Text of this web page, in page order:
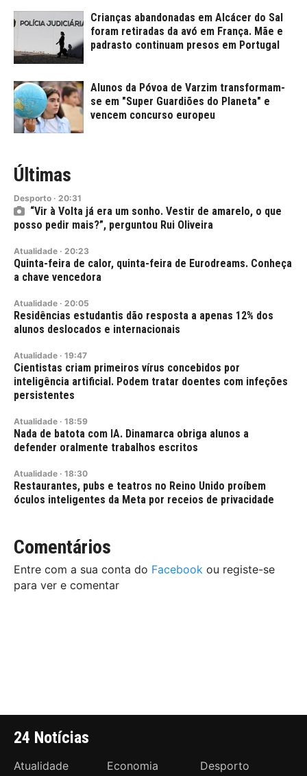
Crianças abandonadas em Alcácer do Sal
foram retiradas da avó em França. Mãe e
padrasto continuam presos em Portugal
Alunos da Póvoa de Varzim transformam-
se em "Super Guardiões do Planeta" e
vencem concurso europeu
Últimas
Desporto · 20:31
“Vir à Volta já era um sonho. Vestir de amarelo, o que
posso pedir mais?”, perguntou Rui Oliveira
Atualidade · 20:23
Quinta-feira de calor, quinta-feira de Eurodreams. Conheça
a chave vencedora
Atualidade · 20:05
Residências estudantis dão resposta a apenas 12% dos
alunos deslocados e internacionais
Atualidade · 19:47
Cientistas criam primeiros vírus concebidos por
inteligência artificial. Podem tratar doentes com infeções
persistentes
Atualidade · 18:59
Nada de batota com IA. Dinamarca obriga alunos a
defender oralmente trabalhos escritos
Atualidade · 18:30
Restaurantes, pubs e teatros no Reino Unido proíbem
óculos inteligentes da Meta por receios de privacidade
Comentários
Entre com a sua conta do Facebook ou registe-se
para ver e comentar
24 Notícias
Atualidade Economia
Desporto